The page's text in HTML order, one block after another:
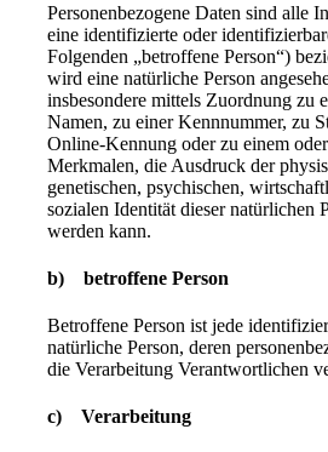
Personenbezogene Daten sind alle
eine identifizierte oder
Folgenden „betroffene Person“)
wird eine natürliche Person
insbesondere mittels Zuordnung zu
Namen, zu einer Kennnummer, zu
Online-Kennung oder zu einem
Merkmalen, die Ausdruck der
genetischen, psychischen,
sozialen Identität dieser natürlichen
werden kann.
b) betroffene Person
Betroffene Person ist jede
natürliche Person, deren
die Verarbeitung Verantwortlichen
c) Verarbeitung